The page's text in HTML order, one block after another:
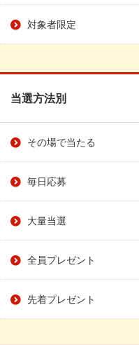
対象者限定
当選方法別
その場で当たる
毎日応募
大量当選
全員プレゼント
先着プレゼント